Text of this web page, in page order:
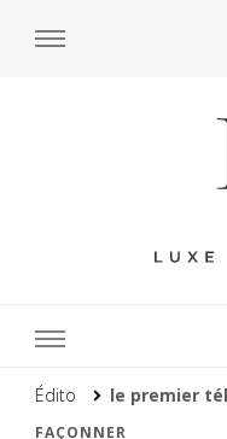
Édito le premier
FAÇONNER